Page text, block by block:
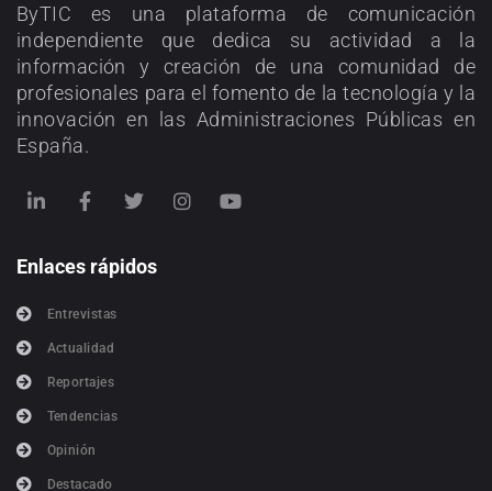
ByTIC es una plataforma de comunicación
independiente que dedica su actividad a la
información y creación de una comunidad de
profesionales para el fomento de la tecnología y la
innovación en las Administraciones Públicas en
España.
Enlaces rápidos
Entrevistas
Actualidad
Reportajes
Tendencias
Opinión
Destacado